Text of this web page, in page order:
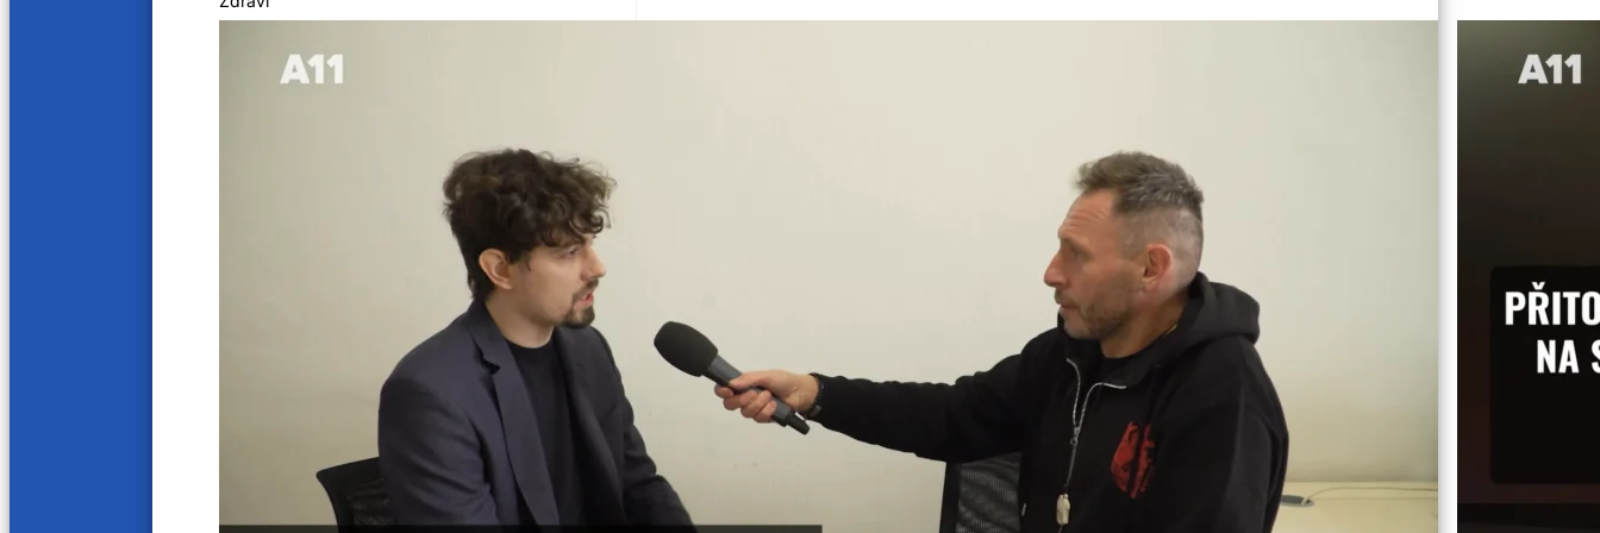
Doteky otce vlasti Karla IV. – Karlovarský
17 min
Doteky otce vlasti Karla IV. – Pardubický
kraj
20. 7. 2023
Doteky otce vlasti Karla IV – Olomoucký
16 min
Doteky otce vlasti Karla IV. – Praha